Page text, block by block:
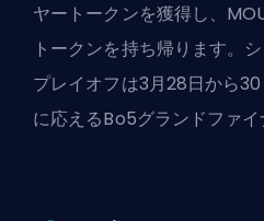
ヤートークンを獲得し、
トークンを持ち帰ります。
プレイオフは3月28日から
に応えるBo5グランドファイ